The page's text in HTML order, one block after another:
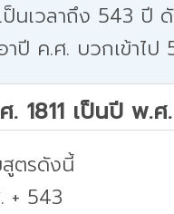
นเวลาถึง 543 ปี
าปี ค.ศ. บวกเข้าไป
1811 เป็นปี พ.ศ.
ตรดังนี้
+ 543